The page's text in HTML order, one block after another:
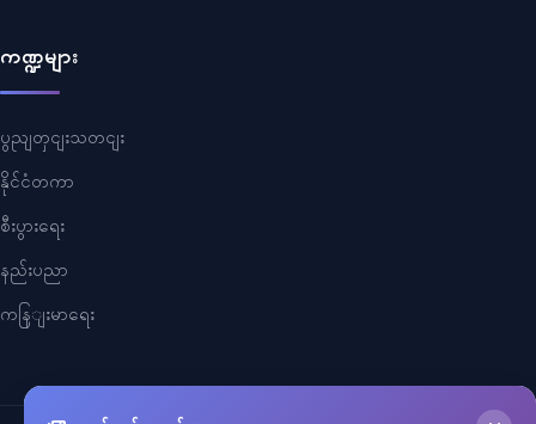
ကဏ္ဍများ
ပွညျတှငျးသတငျး
နိုင်ငံတကာ
စီးပွားရေး
နည်းပညာ
ကနြျးမာရေး